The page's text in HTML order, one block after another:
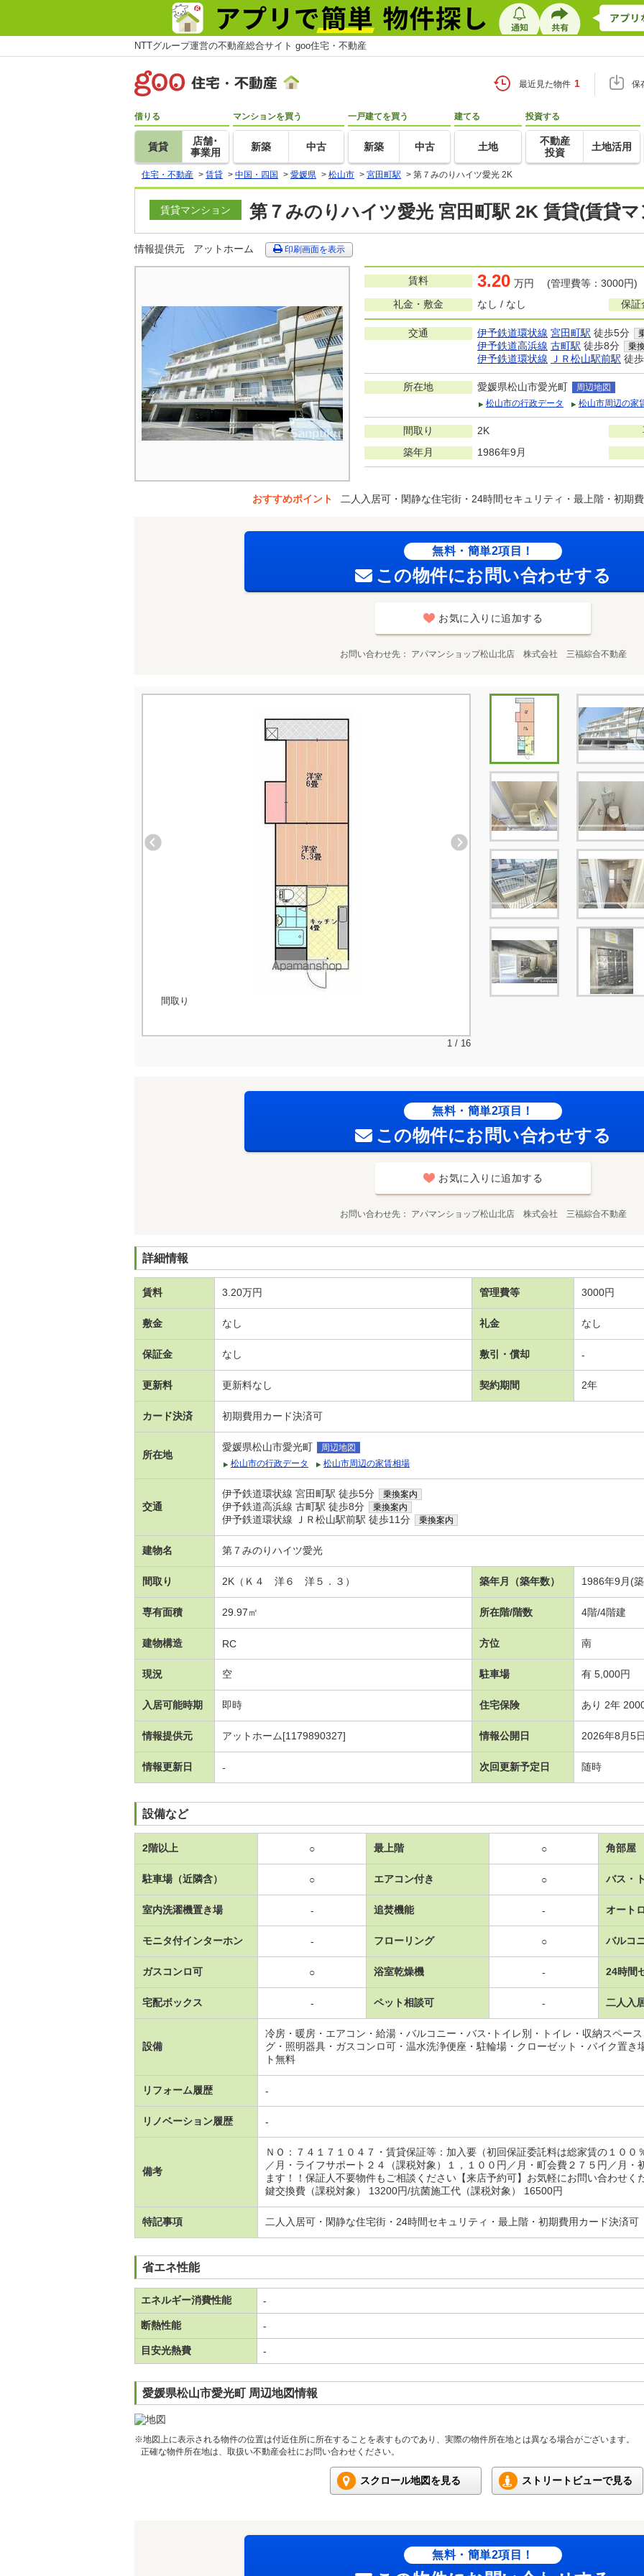
NTTグループ運営の不動産総合サイト goo住宅・不動産
最近見た物件 1 保
借りる
賃貸
店舗･
事業用
マンションを買う
新築 中古
一戸建てを買う
新築 中古
建てる
土地
投資する
不動産
投資
土地活用
住宅・不動産 > 賃貸 > 中国・四国 > 愛媛県 > 松山市 > 宮田町駅 > 第７みのりハイツ愛光 2K
賃貸マンション 第７みのりハイツ愛光 宮田町駅 2K 賃貸(賃貸
情報提供元 アットホーム 印刷画面を表示
賃料 3.20 万円 (管理費等：3000円)
礼金・敷金
なし / なし 保証
交通 伊予鉄道環状線 宮田町駅 徒歩5分
伊予鉄道高浜線 古町駅 徒歩8分 乗
伊予鉄道環状線 ＪＲ松山駅前駅 徒
所在地 愛媛県松山市愛光町
周辺地図
松山市の行政データ
松山市周辺の家
間取り 2K
築年月
1986年9月
おすすめポイント 二人入居可・閑静な住宅街・24時間セキュリティ・最上階・初期
無料・簡単2項目！
この物件にお問い合わせする
お気に入りに追加する
お問い合わせ先 アパマンショップ松山北店 株式会社 三福綜合不動産
間取り
1 / 16
無料・簡単2項目！
この物件にお問い合わせする
お気に入りに追加する
お問い合わせ先 アパマンショップ松山北店 株式会社 三福綜合不動産
詳細情報
賃料 3.20万円 管理費等 3000円
敷金 なし 礼金 なし
保証金 なし 敷引・償却 -
更新料 更新料なし 契約期間 2年
カード決済 初期費用カード決済可
所在地
愛媛県松山市愛光町
周辺地図
松山市の行政データ
松山市周辺の家賃相場
交通
伊予鉄道環状線 宮田町駅 徒歩5分 乗換案内
伊予鉄道高浜線 古町駅 徒歩8分 乗換案内
伊予鉄道環状線 ＪＲ松山駅前駅 徒歩11分 乗換案内
建物名 第７みのりハイツ愛光
間取り 2K（Ｋ４ 洋６ 洋５．３） 築年月（築年数） 1986年9月(
専有面積 29.97㎡ 所在階/階数 4階/4階建
建物構造 RC 方位 南
現況 空 駐車場 有 5,000円
入居可能時期 即時 住宅保険 あり 2年
情報提供元 アットホーム[1179890327] 情報公開日 2026年8月5
情報更新日 - 次回更新予定日 随時
設備など
2階以上 ○ 最上階 ○ 角部屋
駐車場（近隣含） ○ エアコン付き ○ バス・
室内洗濯機置き場 - 追焚機能 - オート
モニタ付インターホン - フローリング ○ バルコ
ガスコンロ可 ○ 浴室乾燥機 - 24時間
宅配ボックス - ペット相談可 - 二人入
設備
冷房・暖房・エアコン・給湯・バルコニー・バス･トイレ別・トイレ・収納スペー
グ・照明器具・ガスコンロ可・温水洗浄便座・駐輪場・クローゼット・バイク置き
ト無料
リフォーム履歴 -
リノベーション履歴 -
備考
ＮＯ：７４１７１０４７・賃貸保証等：加入要（初回保証委託料は総家賃の１０
／月・ライフサポート２４（課税対象）１，１００円／月・町会費２７５円／月
ます！！保証人不要物件もご相談ください【来店予約可】お気軽にお問い合わせ
鍵交換費（課税対象） 13200円/抗菌施工代（課税対象） 16500円
特記事項 二人入居可・閑静な住宅街・24時間セキュリティ・最上階・初期費用カード決済可
省エネ性能
エネルギー消費性能 -
断熱性能 -
目安光熱費 -
愛媛県松山市愛光町 周辺地図情報
※地図上に表示される物件の位置は付近住所に所在することを表すものであり、実際の物件所在地とは異なる場合がございます。
正確な物件所在地は、取扱い不動産会社にお問い合わせください。
スクロール地図を見る ストリートビューで見る
無料・簡単2項目！